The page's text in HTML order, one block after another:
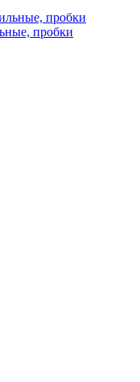
пробки
пробки